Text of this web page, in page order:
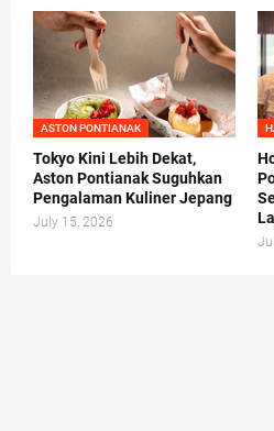
ASTON PONTIANAK
Tokyo Kini Lebih Dekat,
Aston Pontianak Suguhkan
Pengalaman Kuliner Jepang
July 15, 2026